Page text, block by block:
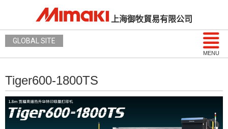
上海御牧貿易有限公司
MENU
GLOBAL SITE
Tiger600-1800TS